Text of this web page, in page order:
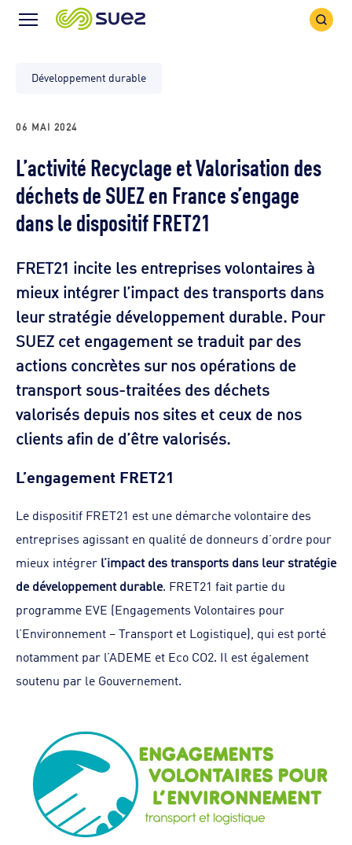
Icône
Icône
Développement durable
06 MAI 2024
L’activité Recyclage et Valorisation des
déchets de SUEZ en France s’engage
dans le dispositif FRET21
FRET21 incite les entreprises volontaires à
mieux intégrer l’impact des transports dans
leur stratégie développement durable. Pour
SUEZ cet engagement se traduit par des
actions concrètes sur nos opérations de
transport sous-traitées des déchets
valorisés depuis nos sites et ceux de nos
clients afin de d’être valorisés.
L’engagement FRET21
Le dispositif FRET21 est une démarche volontaire des
entreprises agissant en qualité de donneurs d’ordre pour
mieux intégrer l’impact des transports dans leur stratégie
de développement durable. FRET21 fait partie du
programme EVE (Engagements Volontaires pour
l’Environnement – Transport et Logistique), qui est porté
notamment par l’ADEME et Eco CO2. Il est également
soutenu par le Gouvernement.